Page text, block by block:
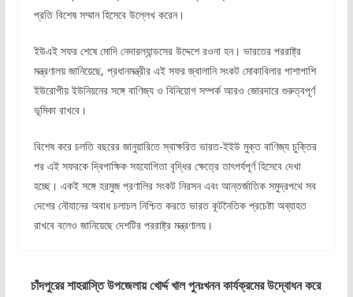
প্রতি বিশেষ সম্মান হিসেবে উল্লেখ করেন।
ইউএই সফর শেষে মোদি নেদারল্যান্ডসের উদ্দেশে রওনা হন। ভারতের পররাষ্ট্র
মন্ত্রণালয় জানিয়েছে, প্রধানমন্ত্রীর এই সফর জ্বালানি সংকট মোকাবিলার পাশাপাশি
ইউরোপীয় ইউনিয়নের সঙ্গে বাণিজ্য ও বিনিয়োগ সম্পর্ক আরও জোরদারে গুরুত্বপূর্ণ
ভূমিকা রাখবে।
বিশেষ করে চলতি বছরের জানুয়ারিতে স্বাক্ষরিত ভারত-ইইউ মুক্ত বাণিজ্য চুক্তির
পর এই সফরকে দ্বিপাক্ষিক সহযোগিতা বৃদ্ধির ক্ষেত্রে তাৎপর্যপূর্ণ হিসেবে দেখা
হচ্ছে। একই সঙ্গে হরমুজ প্রণালির সংকট নিরসন এবং আন্তর্জাতিক সমুদ্রপথে সব
দেশের নৌযানের অবাধ চলাচল নিশ্চিত করতে ভারত কূটনৈতিক প্রচেষ্টা অব্যাহত
রাখবে বলেও জানিয়েছে দেশটির পররাষ্ট্র মন্ত্রণালয়।
চাঁদপুরের শাহরাস্তি উপজেলায় খোর্দ্দ খাল পুনঃখনন কার্যক্রমের উদ্বোধন করে